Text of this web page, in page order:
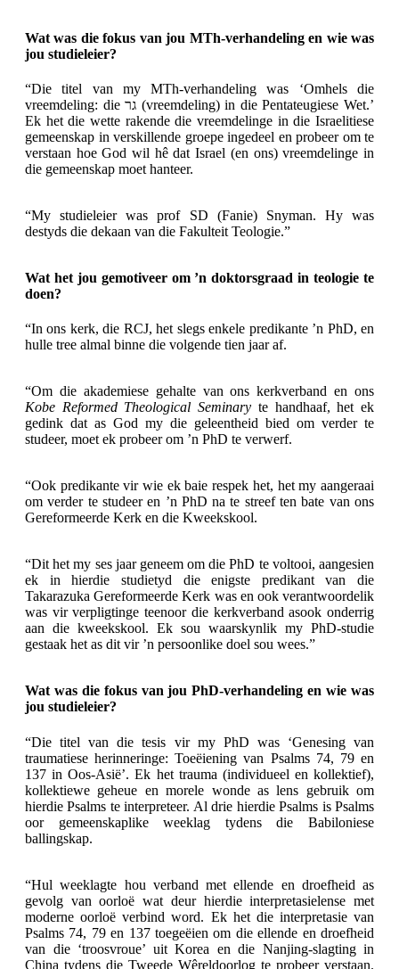
Wat was die fokus van jou MTh-verhandeling en wie was
jou studieleier?
“Die titel van my MTh-verhandeling was ‘Omhels die
vreemdeling: die גר (vreemdeling) in die Pentateugiese Wet.’
Ek het die wette rakende die vreemdelinge in die Israelitiese
gemeenskap in verskillende groepe ingedeel en probeer om te
verstaan hoe God wil hê dat Israel (en ons) vreemdelinge in
die gemeenskap moet hanteer.
“My studieleier was prof SD (Fanie) Snyman. Hy was
destyds die dekaan van die Fakulteit Teologie.”
Wat het jou gemotiveer om ’n doktorsgraad in teologie te
doen?
“In ons kerk, die RCJ, het slegs enkele predikante ’n PhD, en
hulle tree almal binne die volgende tien jaar af.
“Om die akademiese gehalte van ons kerkverband en ons
Kobe Reformed Theological Seminary te handhaaf, het ek
gedink dat as God my die geleentheid bied om verder te
studeer, moet ek probeer om ’n PhD te verwerf.
“Ook predikante vir wie ek baie respek het, het my aangeraai
om verder te studeer en ’n PhD na te streef ten bate van ons
Gereformeerde Kerk en die Kweekskool.
“Dit het my ses jaar geneem om die PhD te voltooi, aangesien
ek in hierdie studietyd die enigste predikant van die
Takarazuka Gereformeerde Kerk was en ook verantwoordelik
was vir verpligtinge teenoor die kerkverband asook onderrig
aan die kweekskool. Ek sou waarskynlik my PhD-studie
gestaak het as dit vir ’n persoonlike doel sou wees.”
Wat was die fokus van jou PhD-verhandeling en wie was
jou studieleier?
“Die titel van die tesis vir my PhD was ‘Genesing van
traumatiese herinneringe: Toeëiening van Psalms 74, 79 en
137 in Oos-Asië’. Ek het trauma (individueel en kollektief),
kollektiewe geheue en morele wonde as lens gebruik om
hierdie Psalms te interpreteer. Al drie hierdie Psalms is Psalms
oor gemeenskaplike weeklag tydens die Babiloniese
ballingskap.
“Hul weeklagte hou verband met ellende en droefheid as
gevolg van oorloë wat deur hierdie interpretasielense met
moderne oorloë verbind word. Ek het die interpretasie van
Psalms 74, 79 en 137 toegeëien om die ellende en droefheid
van die ‘troosvroue’ uit Korea en die Nanjing-slagting in
China tydens die Tweede Wêreldoorlog te probeer verstaan.